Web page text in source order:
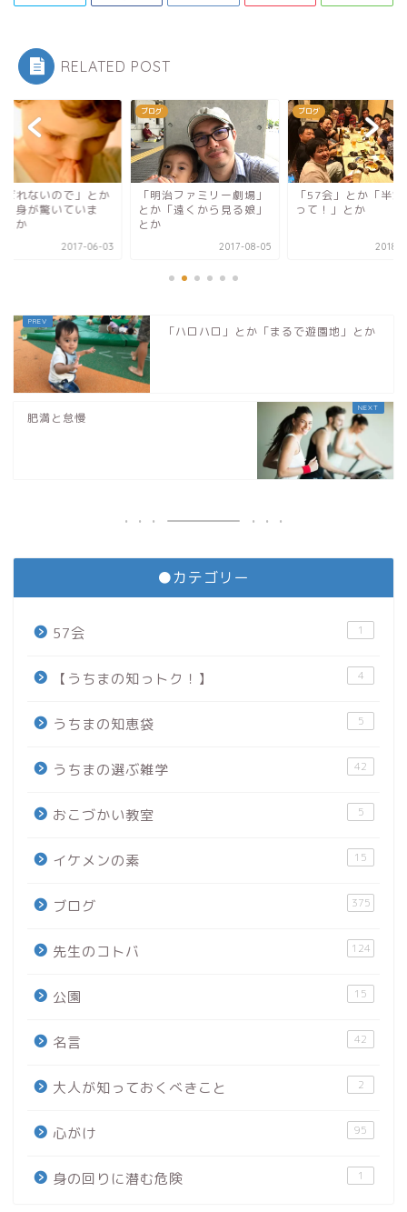
RELATED POST
ばれないので」とか
自身が驚いていま
とか
2017-06-03
ブログ
「明治ファミリー劇場」
とか「遠くから見る娘」
とか
2017-08-05
ブログ
「57会」とか「半
って！」とか
2018-
「ハロハロ」とか「まるで遊園地」とか
肥満と怠慢
●カテゴリー
57会 1
【うちまの知っトク！】 4
うちまの知恵袋 5
うちまの選ぶ雑学 42
おこづかい教室 5
イケメンの素 15
ブログ 375
先生のコトバ 124
公園 15
名言 42
大人が知っておくべきこと 2
心がけ 95
身の回りに潜む危険 1